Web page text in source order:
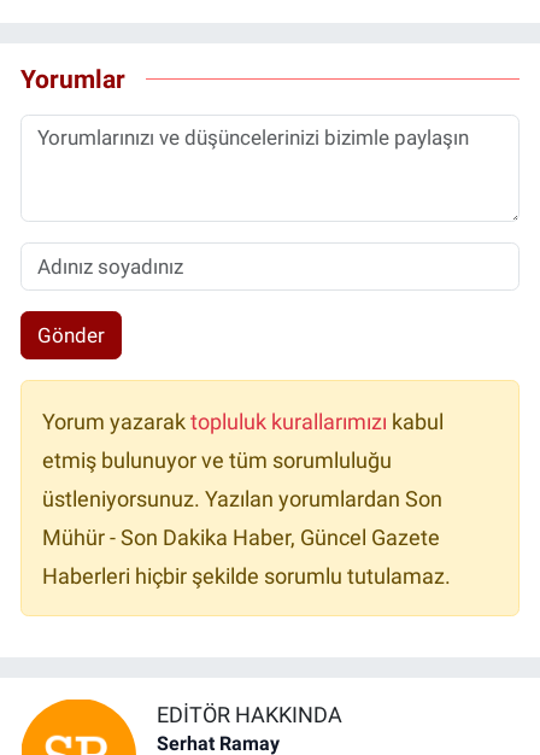
Yorumlar
Gönder
Yorum yazarak topluluk kurallarımızı kabul
etmiş bulunuyor ve tüm sorumluluğu
üstleniyorsunuz. Yazılan yorumlardan Son
Mühür - Son Dakika Haber, Güncel Gazete
Haberleri hiçbir şekilde sorumlu tutulamaz.
EDITÖR HAKKINDA
Serhat Ramay